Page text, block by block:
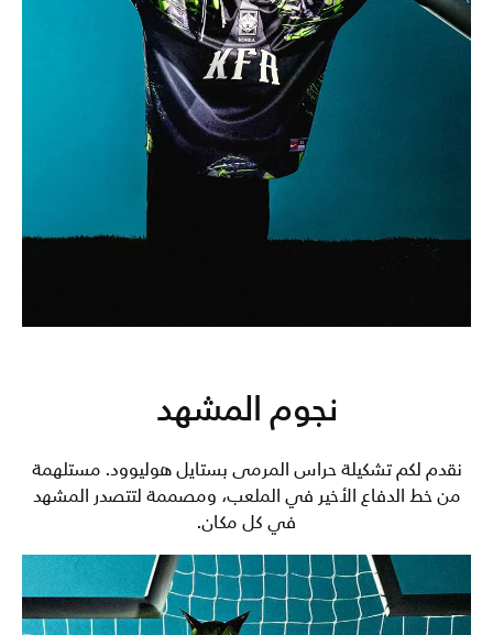
نجوم المشهد
نقدم لكم تشكيلة حراس المرمى بستايل هوليوود. مستلهمة
من خط الدفاع الأخير في الملعب، ومصممة لتتصدر المشهد
في كل مكان.